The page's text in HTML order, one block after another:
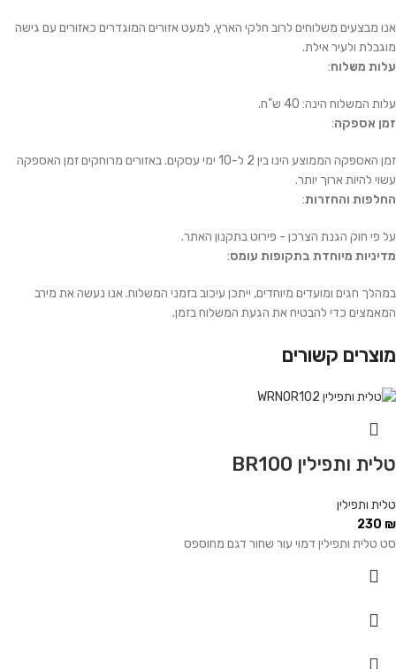
אנו מבצעים משלוחים לרוב חלקי הארץ, למעט אזורים המוגדרים כאזורים עם גישה
מוגבלת ולעיר אילת.
עלות משלוח:
עלות המשלוח הינה: 40 ש"ח.
זמן אספקה:
זמן האספקה הממוצע הינו בין 2 ל-10 ימי עסקים. באזורים מרוחקים זמן האספקה
עשוי להיות ארוך יותר.
החלפות והחזרות:
על פי חוק הגנת הצרכן - פירוט בתקנון האתר.
מדיניות מיוחדת בתקופות עומס:
במהלך חגים ומועדים מיוחדים, ייתכן עיכוב בזמני המשלוח. אנו נעשה את מירב
המאמצים כדי להבטיח את הגעת המשלוח בזמן.
מוצרים קשורים
טלית ותפילין BR100
טלית ותפילין
230 ₪
סט טלית ותפילין דמוי עור שחור דגם מחוספס